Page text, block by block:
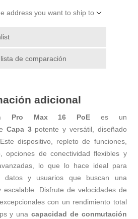
address you want to ship to
de comparación
adicional
Pro Max 16 PoE es un
Capa 3potente y versátil, diseñado
dispositivo, repleto de funciones,
opciones de conectividad flexibles y
lo que lo hace ideal para
datos y usuarios que buscan una
Disfrute de velocidades de
con un rendimiento total
y una capacidad de conmutación